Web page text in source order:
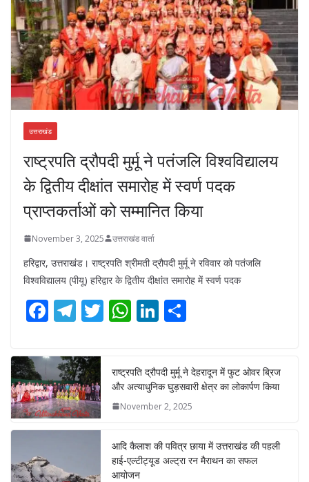
उत्तराखंड
राष्ट्रपति द्रौपदी मुर्मू ने पतंजलि विश्वविद्यालय
के द्वितीय दीक्षांत समारोह में स्वर्ण पदक
प्राप्तकर्ताओं को सम्मानित किया
November 3, 2025 उत्तराखंड वार्ता
हरिद्वार, उत्तराखंड। राष्ट्रपति श्रीमती द्रौपदी मुर्मू ने रविवार को पतंजलि
विश्वविद्यालय (पीयू) हरिद्वार के द्वितीय दीक्षांत समारोह में स्वर्ण पदक
F
ac
e
b
o
o
T
el
e
gr
a
m
T
w
er
W
h
s
A
p
Li
n
e
dI
n
e
राष्ट्रपति द्रौपदी मुर्मू ने देहरादून में फुट ओवर ब्रिज
और अत्याधुनिक घुड़सवारी क्षेत्र का लोकार्पण किया
November 2, 2025
आदि कैलाश की पवित्र छाया में उत्तराखंड की पहली
हाई-एल्टीट्यूड अल्ट्रा रन मैराथन का सफल
आयोजन